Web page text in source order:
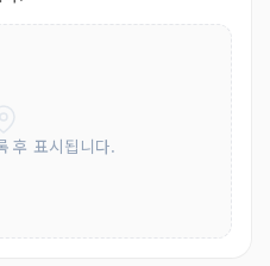
후 표시됩니다.